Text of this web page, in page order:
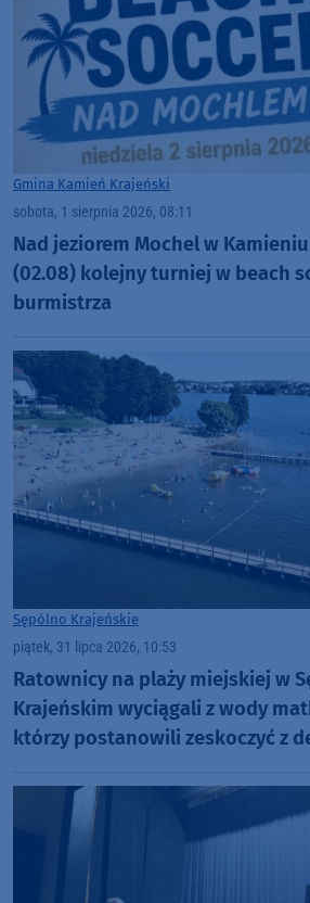
Gmina Kamień Krajeński
sobota, 1 sierpnia 2026, 08:11
Nad jeziorem Mochel w
(02.08) kolejny turniej w beach
burmistrza
Sępólno Krajeńskie
piątek, 31 lipca 2026, 10:53
Ratownicy na plaży miejskiej w
Krajeńskim wyciągali z wody
którzy postanowili zeskoczyć z